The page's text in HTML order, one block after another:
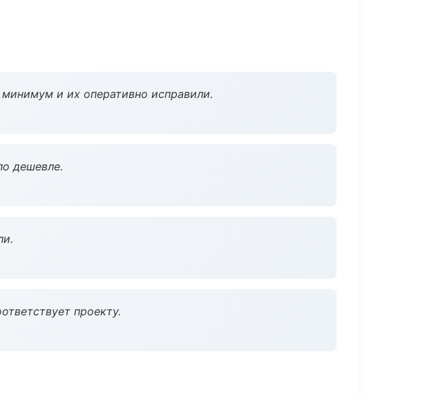
и их оперативно исправили.
дешевле.
проекту.